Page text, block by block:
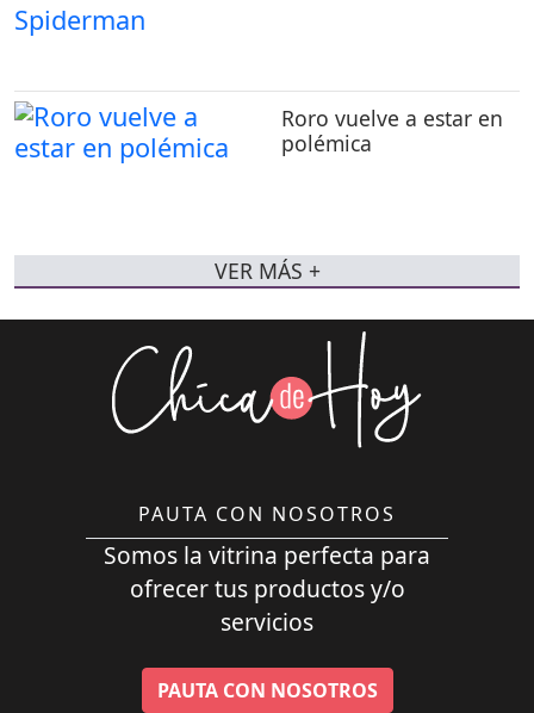
Roro vuelve a estar en
polémica
VER MÁS +
PAUTA CON NOSOTROS
Somos la vitrina perfecta para
ofrecer tus productos y/o
servicios
PAUTA CON NOSOTROS